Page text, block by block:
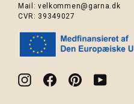
Mail:velkommen@garna.dk
CVR: 39349027
InstagramFacebookPinterestYouTube